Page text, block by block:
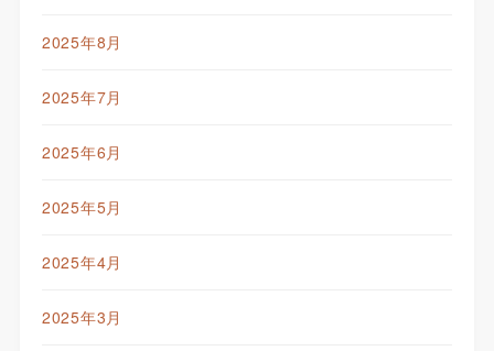
2025年8月
2025年7月
2025年6月
2025年5月
2025年4月
2025年3月